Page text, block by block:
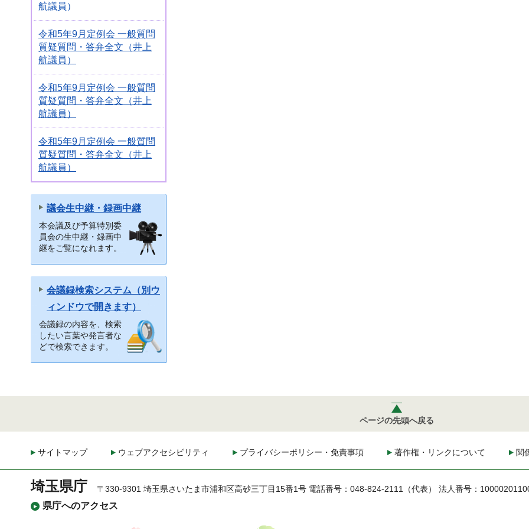
航議員）
令和5年9月定例会 一般質問
質疑質問・答弁全文（井上
航議員）
令和5年9月定例会 一般質問
質疑質問・答弁全文（井上
航議員）
令和5年9月定例会 一般質問
質疑質問・答弁全文（井上
航議員）
議会生中継・録画中継
本会議及び予算特別委
員会の生中継・録画中
継をご覧になれます。
会議録検索システム（別ウ
ィンドウで開きます）
会議録の内容を、検索
したい言葉や発言者な
どで検索できます。
ページの先頭へ戻る
サイトマップ ウェブアクセシビリティ プライバシーポリシー・免責事項 著作権・リンクについて 関
埼玉県庁
県庁へのアクセス
〒330-9301 埼玉県さいたま市浦和区高砂三丁目15番1号 電話番号：048-824-2111（代表） 法人番号：